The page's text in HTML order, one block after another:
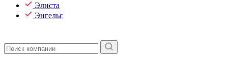
Элиста
Энгельс